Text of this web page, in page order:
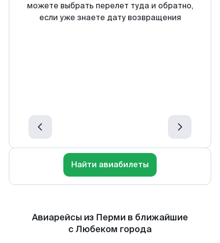
можете выбрать перелет туда и обратно,
если уже знаете дату возвращения
Найти авиабилеты
Авиарейсы из Перми в ближайшие
с Любеком города